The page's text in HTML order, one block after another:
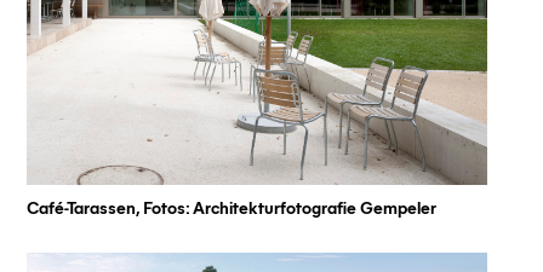
Café-Tarassen, Fotos: Architekturfotografie Gempeler